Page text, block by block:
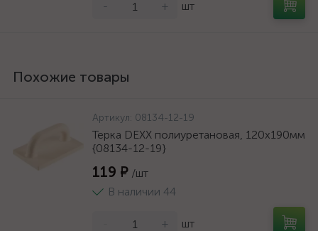
- + шт
Похожие товары
Артикул: 08134-12-19
Терка DEXX полиуретановая, 120x190мм
{08134-12-19}
119 ₽ /шт
В наличии 44
+ шт